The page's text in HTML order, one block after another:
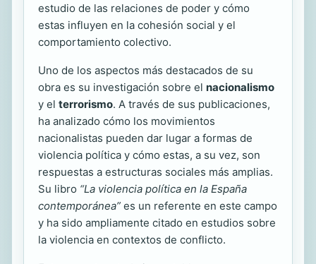
estudio de las relaciones de poder y cómo
estas influyen en la cohesión social y el
comportamiento colectivo.
Uno de los aspectos más destacados de su
obra es su investigación sobre el nacionalismo
y el terrorismo. A través de sus publicaciones,
ha analizado cómo los movimientos
nacionalistas pueden dar lugar a formas de
violencia política y cómo estas, a su vez, son
respuestas a estructuras sociales más amplias.
Su libro “La violencia política en la España
contemporánea” es un referente en este campo
y ha sido ampliamente citado en estudios sobre
la violencia en contextos de conflicto.